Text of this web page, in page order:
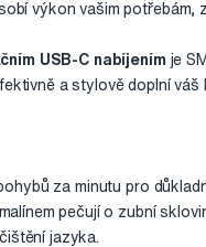
výkon vašim potřebám,
USB-C nabíjením je
a stylově doplní váš
za minutu pro
pečují o zubní
jazyka.